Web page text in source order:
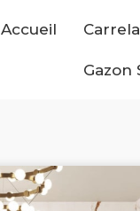
Accueil
Gazon